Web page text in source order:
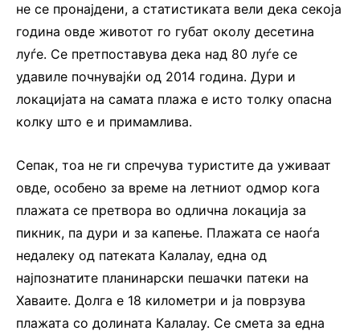
не се пронајдени, а статистиката вели дека секоја
година овде животот го губат околу десетина
луѓе. Се претпоставува дека над 80 луѓе се
удавиле почнувајќи од 2014 година. Дури и
локацијата на самата плажа е исто толку опасна
колку што е и примамлива.
Сепак, тоа не ги спречува туристите да уживаат
овде, особено за време на летниот одмор кога
плажата се претвора во одлична локација за
пикник, па дури и за капење. Плажата се наоѓа
недалеку од патеката Калалау, една од
најпознатите планинарски пешачки патеки на
Хаваите. Долга е 18 километри и ја поврзува
плажата со долината Калалау. Се смета за една